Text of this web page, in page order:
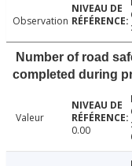
Observation
Number of road
completed during
Valeur
0.00